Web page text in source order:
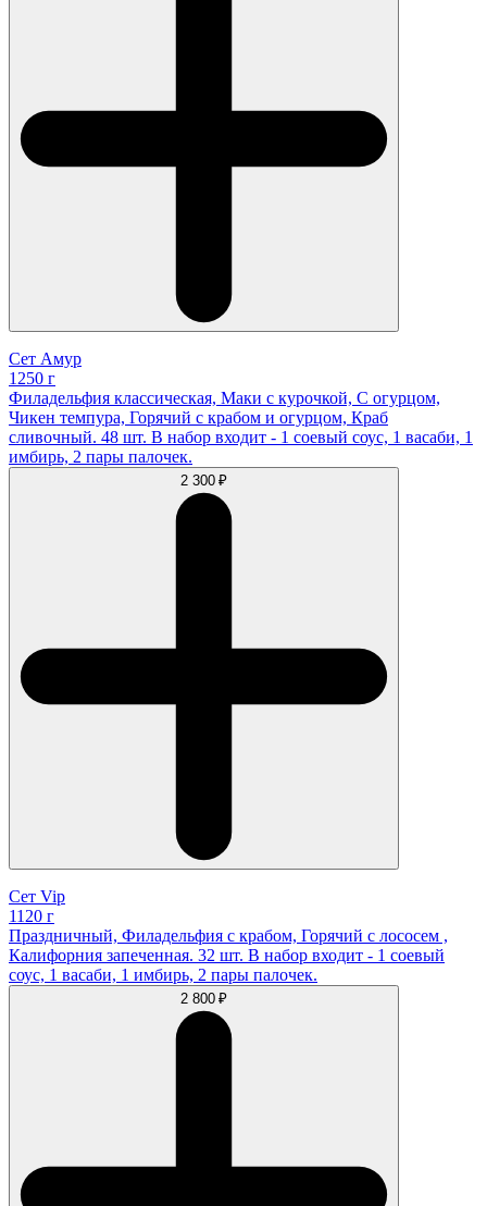
Сет Амур
1250 г
Филадельфия классическая, Маки с курочкой, С огурцом,
Чикен темпура, Горячий с крабом и огурцом, Краб
сливочный. 48 шт. В набор входит - 1 соевый соус, 1 васаби, 1
имбирь, 2 пары палочек.
2 300 ₽
Сет Vip
1120 г
Праздничный, Филадельфия с крабом, Горячий с лососем ,
Калифорния запеченная. 32 шт. В набор входит - 1 соевый
соус, 1 васаби, 1 имбирь, 2 пары палочек.
2 800 ₽